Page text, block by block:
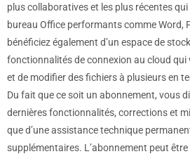
plus collaboratives et les plus récentes
bureau Office performants comme Word,
bénéficiez également d’un espace de
fonctionnalités de connexion au cloud
et de modifier des fichiers à plusieurs en
Du fait que ce soit un abonnement, vous
dernières fonctionnalités, corrections et
que d’une assistance technique
supplémentaires. L’abonnement peut